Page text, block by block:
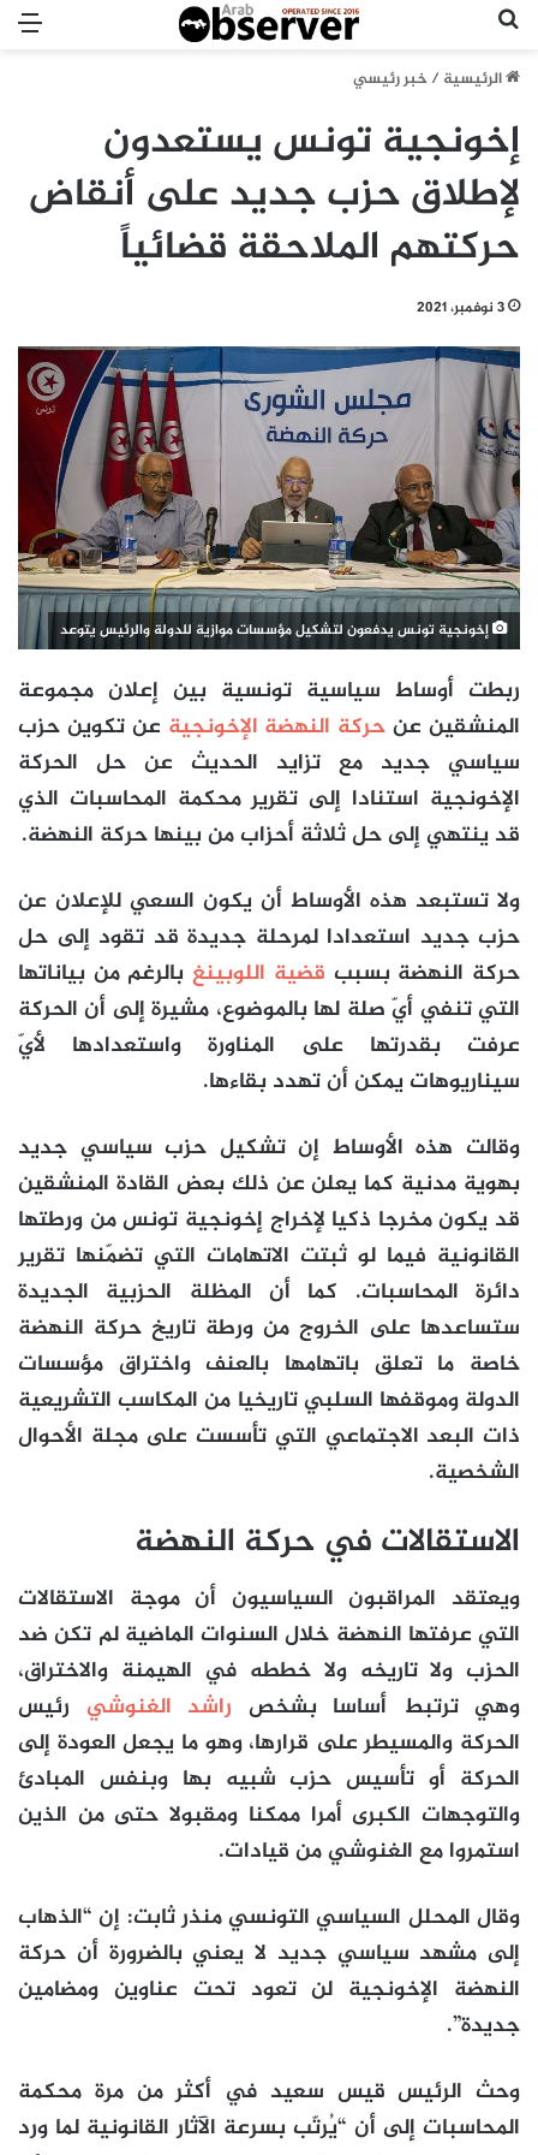
الرئيسية/خبر رئيسي
إخونجية تونس يستعدون
لإطلاق حزب جديد على أنقاض
حركتهم الملاحقة قضائياً
3 نوفمبر، 2021
إخونجية تونس يدفعون لتشكيل مؤسسات موازية للدولة والرئيس يتوعد
ربطت أوساط سياسية تونسية بين إعلان مجموعة
المنشقين عن حركة النهضة الإخونجية عن تكوين حزب
سياسي جديد مع تزايد الحديث عن حل الحركة
الإخونجية استنادا إلى تقرير محكمة المحاسبات الذي
قد ينتهي إلى حل ثلاثة أحزاب من بينها حركة النهضة.
ولا تستبعد هذه الأوساط أن يكون السعي للإعلان عن
حزب جديد استعدادا لمرحلة جديدة قد تقود إلى حل
حركة النهضة بسبب قضية اللوبينغبالرغم من بياناتها
التي تنفي أيّ صلة لها بالموضوع، مشيرة إلى أن الحركة
عرفت بقدرتها على المناورة واستعدادها لأيّ
سيناريوهات يمكن أن تهدد بقاءها.
وقالت هذه الأوساط إن تشكيل حزب سياسي جديد
بهوية مدنية كما يعلن عن ذلك بعض القادة المنشقين
قد يكون مخرجا ذكيا لإخراج إخونجية تونس من ورطتها
القانونية فيما لو ثبتت الاتهامات التي تضمّنها تقرير
دائرة المحاسبات. كما أن المظلة الحزبية الجديدة
ستساعدها على الخروج من ورطة تاريخ حركة النهضة
خاصة ما تعلق باتهامها بالعنف واختراق مؤسسات
الدولة وموقفها السلبي تاريخيا من المكاسب التشريعية
ذات البعد الاجتماعي التي تأسست على مجلة الأحوال
الشخصية.
الاستقالات في حركة النهضة
ويعتقد المراقبون السياسيون أن موجة الاستقالات
التي عرفتها النهضة خلال السنوات الماضية لم تكن ضد
الحزب ولا تاريخه ولا خططه في الهيمنة والاختراق،
وهي ترتبط أساسا بشخص راشد الغنوشي رئيس
الحركة والمسيطر على قرارها، وهو ما يجعل العودة إلى
الحركة أو تأسيس حزب شبيه بها وبنفس المبادئ
والتوجهات الكبرى أمرا ممكنا ومقبولا حتى من الذين
استمروا مع الغنوشي من قيادات.
وقال المحلل السياسي التونسي منذر ثابت: إن “الذهاب
إلى مشهد سياسي جديد لا يعني بالضرورة أن حركة
النهضة الإخونجية لن تعود تحت عناوين ومضامين
جديدة”.
وحث الرئيس قيس سعيد في أكثر من مرة محكمة
المحاسبات إلى أن “يُرتّب بسرعة الآثار القانونية لما ورد